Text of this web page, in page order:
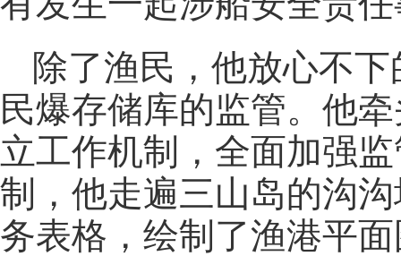
除了渔民，他放心不
民爆存储库的监管。他
立工作机制，全面加强
制，他走遍三山岛的沟
务表格，绘制了渔港平